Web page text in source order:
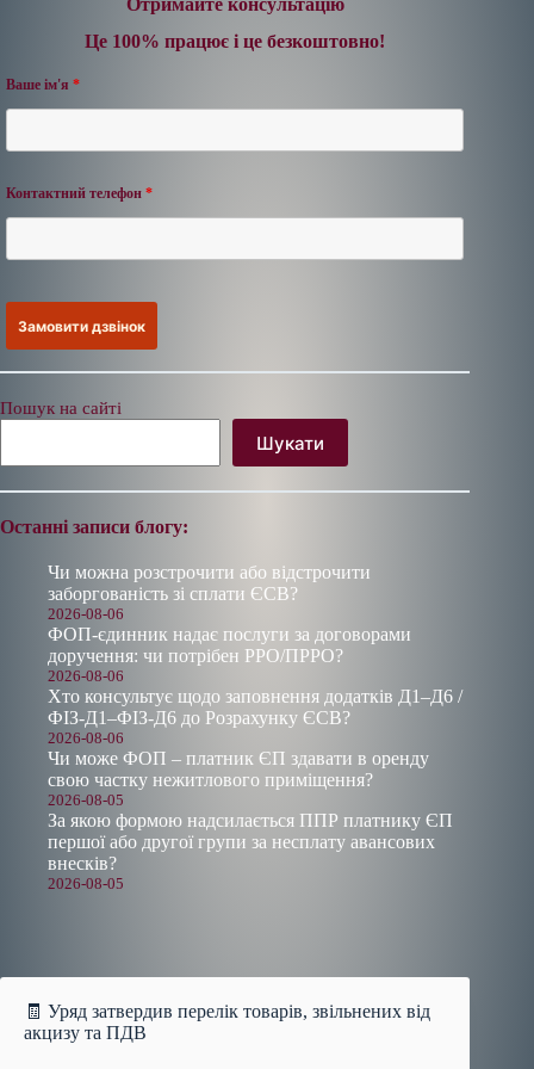
🧾 Уряд затвердив перелік товарів, звільнених від
акцизу та ПДВ
Це 100% працює і це безкоштовно!
Ваше ім'я *
Контактний телефон *
Пошук на сайті
Шукати
Останні записи блогу:
Чи можна розстрочити або відстрочити
заборгованість зі сплати ЄСВ?
2026-08-06
ФОП-єдинник надає послуги за договорами
доручення: чи потрібен РРО/ПРРО?
2026-08-06
Хто консультує щодо заповнення додатків Д1–Д6 /
ФІЗ-Д1–ФІЗ-Д6 до Розрахунку ЄСВ?
2026-08-06
Чи може ФОП – платник ЄП здавати в оренду
свою частку нежитлового приміщення?
2026-08-05
За якою формою надсилається ППР платнику ЄП
першої або другої групи за несплату авансових
внесків?
2026-08-05